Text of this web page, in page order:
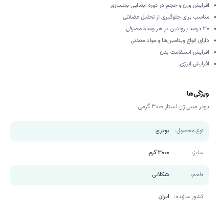
افزایش وزن و حجم در دوره ابتدایی بدنسازی
مناسب برای جلوگیری از تحلیل عضلانی
۳۰ درصد پروتئین در هر وعده مصرفی
دارای انواع ویتامین‌ها و مواد معدنی
افزایش استقامت بدن
افزایش انرژی
ویژگی‌ها
پودر مس ژن استار 3000 گرمی
نوع محصول: پودری
سایز: 3000 گرم
طعم: شکلاتی
کشور سازنده: ایران